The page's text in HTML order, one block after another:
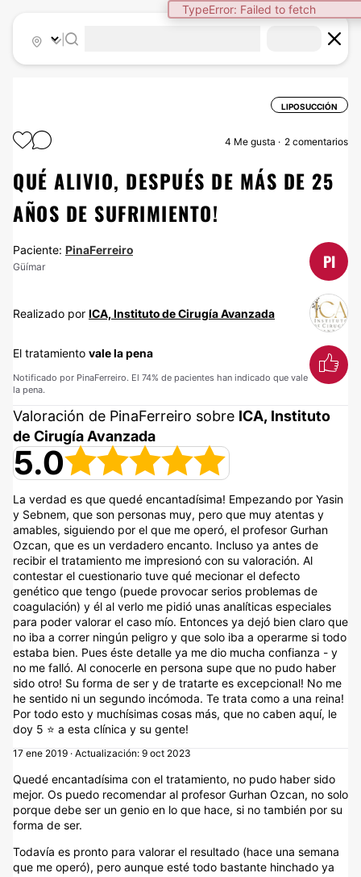
TypeError: Failed to fetch
LIPOSUCCIÓN
4 Me gusta 2 comentarios
QUÉ ALIVIO, DESPUÉS DE MÁS DE 25
AÑOS DE SUFRIMIENTO!
Paciente: PinaFerreiro
Güímar PI
Realizado por ICA, Instituto de Cirugía Avanzada
El tratamiento vale la pena
Notificado por PinaFerreiro. El 74% de pacientes han indicado que vale
la pena.
Valoración de PinaFerreiro sobre ICA, Instituto
de Cirugía Avanzada
5.0
La verdad es que quedé encantadísima! Empezando por Yasin
y Sebnem, que son personas muy, pero que muy atentas y
amables, siguiendo por el que me operó, el profesor Gurhan
Ozcan, que es un verdadero encanto. Incluso ya antes de
recibir el tratamiento me impresionó con su valoración. Al
contestar el cuestionario tuve qué mecionar el defecto
genético que tengo (puede provocar serios problemas de
coagulación) y él al verlo me pidió unas analíticas especiales
para poder valorar el caso mío. Entonces ya dejó bien claro que
no iba a correr ningún peligro y que solo iba a operarme si todo
estaba bien. Pues éste detalle ya me dio mucha confianza - y
no me falló. Al conocerle en persona supe que no pudo haber
sido otro! Su forma de ser y de tratarte es excepcional! No me
he sentido ni un segundo incómoda. Te trata como a una reina!
Por todo esto y muchísimas cosas más, que no caben aquí, le
doy 5 ⭐️ a esta clínica y su gente!
17 ene 2019 · Actualización: 9 oct 2023
Quedé encantadísima con el tratamiento, no pudo haber sido
mejor. Os puedo recomendar al profesor Gurhan Ozcan, no solo
porque debe ser un genio en lo que hace, si no también por su
forma de ser.
Todavía es pronto para valorar el resultado (hace una semana
que me operó), pero aunque esté todo bastante hinchado ya